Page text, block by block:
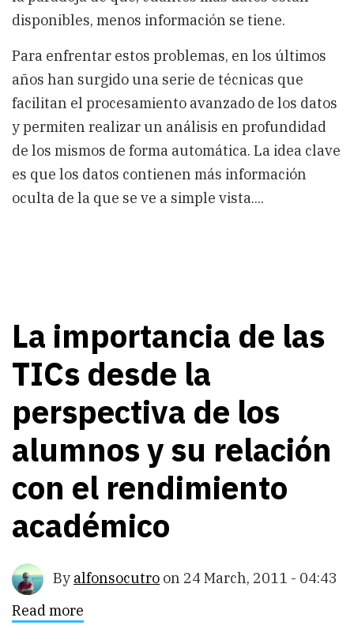
disponibles, menos información se tiene.
Para enfrentar estos problemas, en los últimos
años han surgido una serie de técnicas que
facilitan el procesamiento avanzado de los datos
y permiten realizar un análisis en profundidad
de los mismos de forma automática. La idea clave
es que los datos contienen más información
oculta de la que se ve a simple vista....
La importancia de las
TICs desde la
perspectiva de los
alumnos y su relación
con el rendimiento
académico
By alfonsocutro on 24 March, 2011 - 04:43
Read more